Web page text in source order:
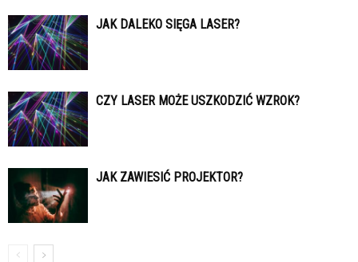
JAK DALEKO SIĘGA LASER?
CZY LASER MOŻE USZKODZIĆ WZROK?
JAK ZAWIESIĆ PROJEKTOR?